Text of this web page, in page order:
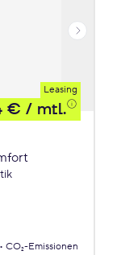
Leasing
€ / mtl.
CO₂-Emissionen